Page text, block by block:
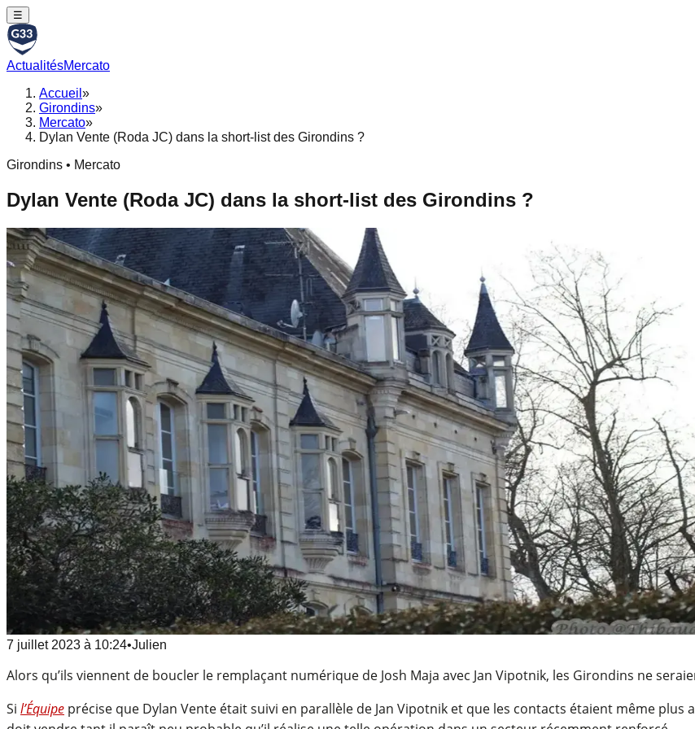
☰
ActualitésMercato
Accueil »
Girondins»
Mercato»
Dylan Vente (Roda JC) dans la short-list des Girondins ?
Girondins • Mercato
Dylan Vente (Roda JC) dans la short-list des Girondins ?
7 juillet 2023 à 10:24•Julien
Alors qu’ils viennent de boucler le remplaçant numérique de Josh Maja avec Jan Vipotnik, les Girondins ne
Si l’Équipe précise que Dylan Vente était suivi en parallèle de Jan Vipotnik et que les contacts étaient même plus